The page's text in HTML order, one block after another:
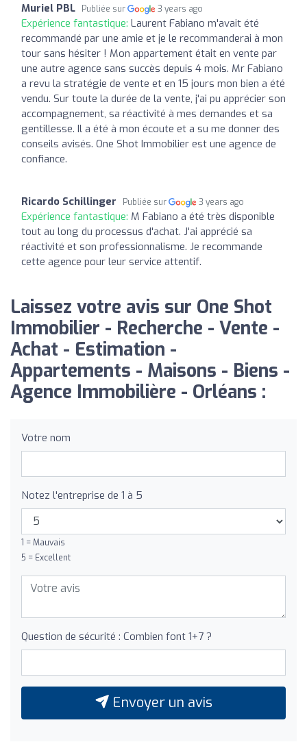
Muriel PBL Publiée sur 3 years ago
Expérience fantastique: Laurent Fabiano m'avait été
recommandé par une amie et je le recommanderai à mon
tour sans hésiter ! Mon appartement était en vente par
une autre agence sans succès depuis 4 mois. Mr Fabiano
a revu la stratégie de vente et en 15 jours mon bien a été
vendu. Sur toute la durée de la vente, j'ai pu apprécier son
accompagnement, sa réactivité à mes demandes et sa
gentillesse. Il a été à mon écoute et a su me donner des
conseils avisés. One Shot Immobilier est une agence de
confiance.
Ricardo Schillinger Publiée sur 3 years ago
Expérience fantastique: M Fabiano a été très disponible
tout au long du processus d'achat. J'ai apprécié sa
réactivité et son professionnalisme. Je recommande
cette agence pour leur service attentif.
Laissez votre avis sur One Shot
Immobilier - Recherche - Vente -
Achat - Estimation -
Appartements - Maisons - Biens -
Agence Immobilière - Orléans :
Votre nom
Notez l'entreprise de 1 à 5
1 = Mauvais
5 = Excellent
Question de sécurité : Combien font 1+7 ?
Envoyer un avis